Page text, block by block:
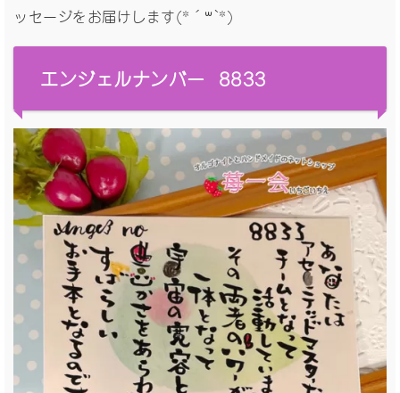
ッセージをお届けします(*´꒳`*)
エンジェルナンバー 8833